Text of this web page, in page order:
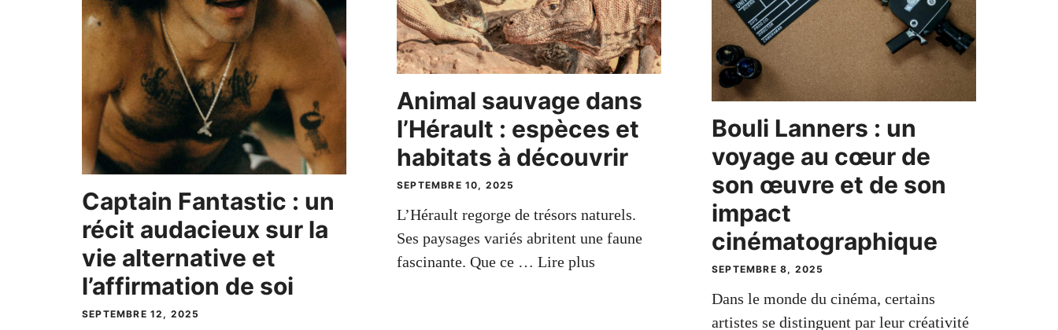
Captain Fantastic : un
récit audacieux sur la
vie alternative et
l’affirmation de soi
SEPTEMBRE 12, 2025
Animal sauvage dans
l’Hérault : espèces et
habitats à découvrir
SEPTEMBRE 10, 2025
L’Hérault regorge de trésors naturels.
Ses paysages variés abritent une faune
fascinante. Que ce … Lire plus
Bouli Lanners : un
voyage au cœur de
son œuvre et de son
impact
cinématographique
SEPTEMBRE 8, 2025
Dans le monde du cinéma, certains
artistes se distinguent par leur créativité